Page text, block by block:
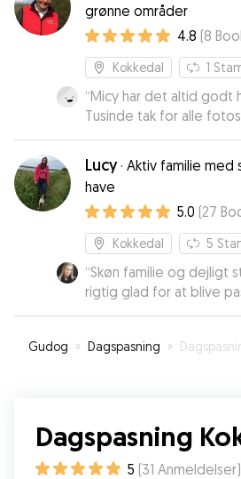
grønne områder
4.8 (8
Kokkedal 1
“Micy har det altid godt
Tusinde tak for alle
følge med i hvordan I
Lucy· Aktiv familie med
have
5.0 (27
Kokkedal 5
“Skøn familie og dejligt
rigtig glad for at blive
Gudog » Dagspasning »
Dagspasning
5 (31 Anmeldelser)